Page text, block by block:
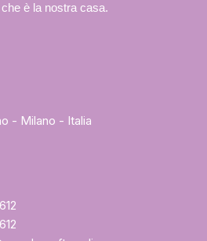
è la nostra casa.
- Milano - Italia